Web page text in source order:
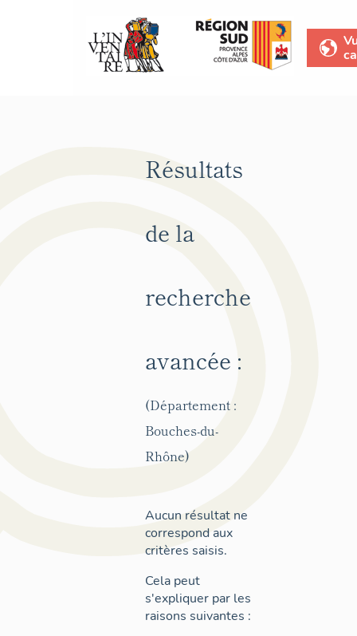
Résultats
de la
recherche
avancée :
(Département :
Bouches-du-
Rhône)
Aucun résultat ne
correspond aux
critères saisis.
Cela peut
s'expliquer par les
raisons suivantes :